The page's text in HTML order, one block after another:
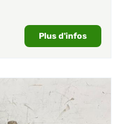
Plus d'infos